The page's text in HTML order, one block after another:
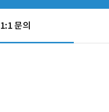
1:1 문의